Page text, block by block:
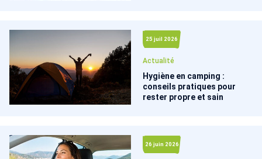
25 juil 2026
Actualité
Hygiène en camping :
conseils pratiques pour
rester propre et sain
26 juin 2026